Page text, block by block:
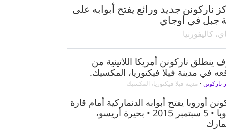
ناركونن جديد ورائع يفتح أبوابه على
جبل في أوجاي
كاليفورنيا
ينطلق ناركونن أمريكا اللاتينية من
في مدينة فيلا فيكتوريا، المكسيك.
ناركونن • مدينة فيلا فيكتوريا، المكسيك
أوروبا يفتح أبوابه الدنماركية أمام قارة
أوروبا • 5 سبتمبر 2015 • بحيرة أريسو،